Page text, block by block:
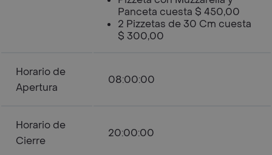
Panceta cuesta $ 450,00
2 Pizzetas de 30 Cm cuesta
$ 300,00
Horario de
Apertura
08:00:00
Horario de
Cierre
20:00:00